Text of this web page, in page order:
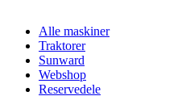
Alle maskiner
Traktorer
Sunward
Webshop
Reservedele